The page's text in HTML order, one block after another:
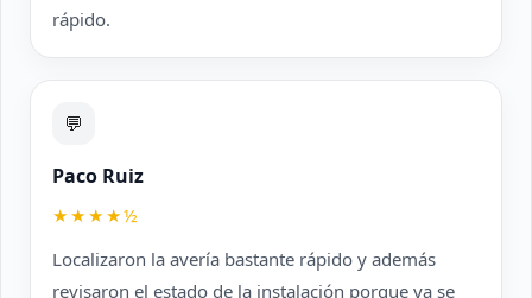
rápido.
💬
Paco Ruiz
★★★★½
Localizaron la avería bastante rápido y además
revisaron el estado de la instalación porque ya se